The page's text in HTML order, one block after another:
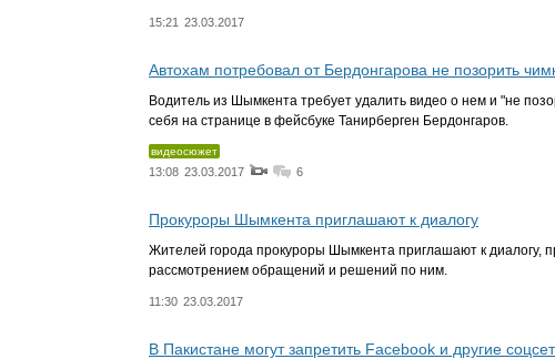
15:21 23.03.2017
Автохам потребовал от Бердонгарова не позорить
Водитель из Шымкента требует удалить видео о нем и "не
себя на странице в фейсбуке Танирберген Бердонгаров.
видеосюжет
13:08 23.03.2017 6
Прокуроры Шымкента приглашают к диалогу
Жителей города прокуроры Шымкента приглашают к диалогу,
рассмотрением обращений и решений по ним.
11:30 23.03.2017
В Пакистане могут запретить Facebook и другие